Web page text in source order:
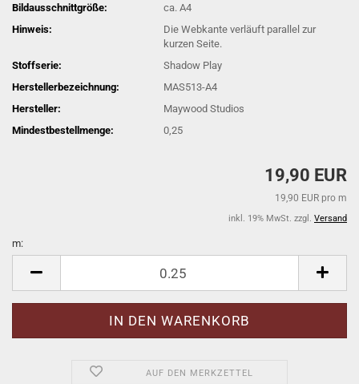
Bildausschnittgröße:
ca. A4
Hinweis:
Die Webkante verläuft parallel zur
kurzen Seite.
Stoffserie:
Shadow Play
Herstellerbezeichnung:
MAS513-A4
Hersteller:
Maywood Studios
Mindestbestellmenge:
0,25
19,90 EUR
19,90 EUR pro m
inkl. 19% MwSt. zzgl. Versand
m:
AUF DEN MERKZETTEL